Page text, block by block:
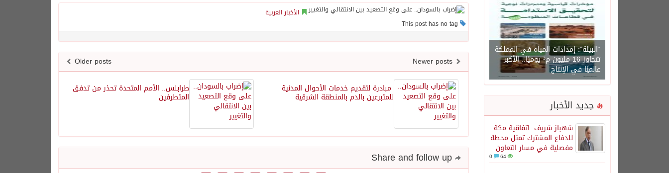
“البيئة”: إمدادات المياه في المملكة
تتجاوز 16 مليون م³ يوميًا.. الأكبر
عالميًا في الإنتاج
جديد الأخبار
شهباز شريف: اتفاقية مكة
للدفاع المشترك تمثل محطة
مفصلية في مسار التعاون
64
الأخبار العربية
Older posts
طرابلس.. الأمم المتحدة تحذر من تدفق
المتطرفين
مبادرة لتقديم خدمات الأحوال المدنية
للمتبرعين بالدم بالمنطقة الشرقية